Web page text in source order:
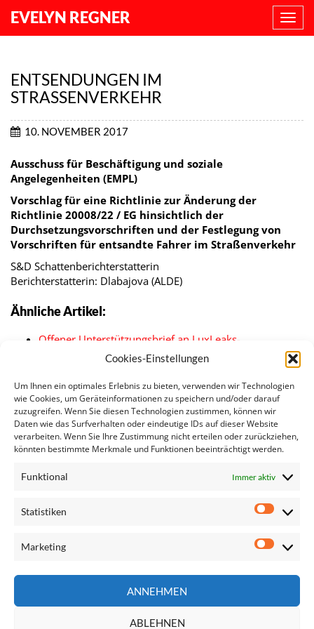
Cookies-Einstellungen
Um Ihnen ein optimales Erlebnis zu bieten, verwenden wir Technologien
wie Cookies, um Geräteinformationen zu speichern und/oder darauf
zuzugreifen. Wenn Sie diesen Technologien zustimmen, können wir
Daten wie das Surfverhalten oder eindeutige IDs auf dieser Website
verarbeiten. Wenn Sie Ihre Zustimmung nicht erteilen oder zurückziehen,
könnten bestimmte Merkmale und Funktionen beeinträchtigt werden.
Funktional Immer aktiv
Statistiken
Marketing
ANNEHMEN
ABLEHNEN
EVELYN REGNER
ENTSENDUNGEN IM
STRASSENVERKEHR
10. NOVEMBER 2017
Ausschuss für Beschäftigung und soziale
Angelegenheiten (EMPL)
Vorschlag für eine Richtlinie zur Änderung der
Richtlinie 20008/22 / EG hinsichtlich der
Durchsetzungsvorschriften und der Festlegung von
Vorschriften für entsandte Fahrer im Straßenverkehr
S&D Schattenberichterstatterin
Berichterstatterin: Dlabajova (ALDE)
Ähnliche Artikel:
Offener Unterstützungsbrief an LuxLeaks-
Whistleblower
Grünes Licht für Verhandlungen zur Entsende-
Richtlinie
Überarbeitung der Entsenderichtlinie liegt auf dem…
Muchitsch/Regner: Sozialdumping bei Entsendungen
stoppen
Europäische Dienstleistungs-Karte
Regner warnt vor Rückschritt bei Entsenderichtlinie
Seite